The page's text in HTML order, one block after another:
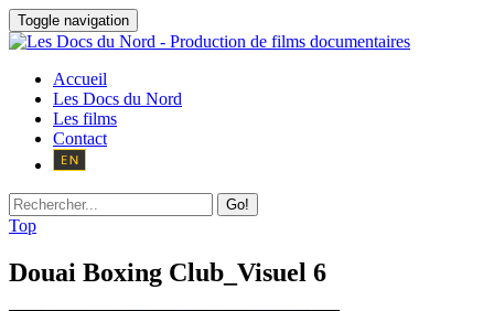
Toggle navigation
Accueil
Les Docs du Nord
Les films
Contact
Go!
Top
Douai Boxing Club_Visuel 6